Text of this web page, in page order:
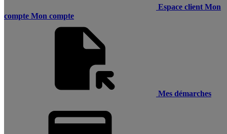
Espace client Mon
compte Mon compte
Mes démarches